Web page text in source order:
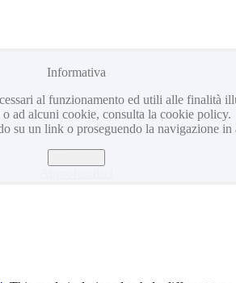
Informativa
al funzionamento ed utili alle finalità
o ad alcuni cookie, consulta la cookie policy.
su un link o proseguendo la navigazione